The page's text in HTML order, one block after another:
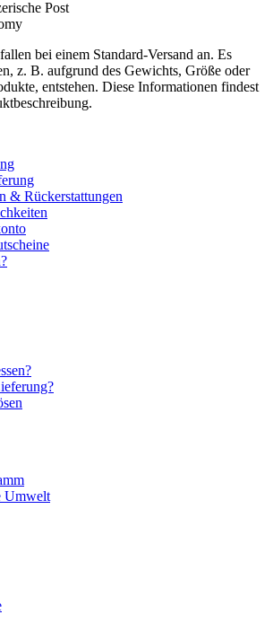
bei einem Standard-Versand an. Es
z. B. aufgrund des Gewichts, Größe oder
entstehen. Diese Informationen findest
& Rückerstattungen
Umwelt